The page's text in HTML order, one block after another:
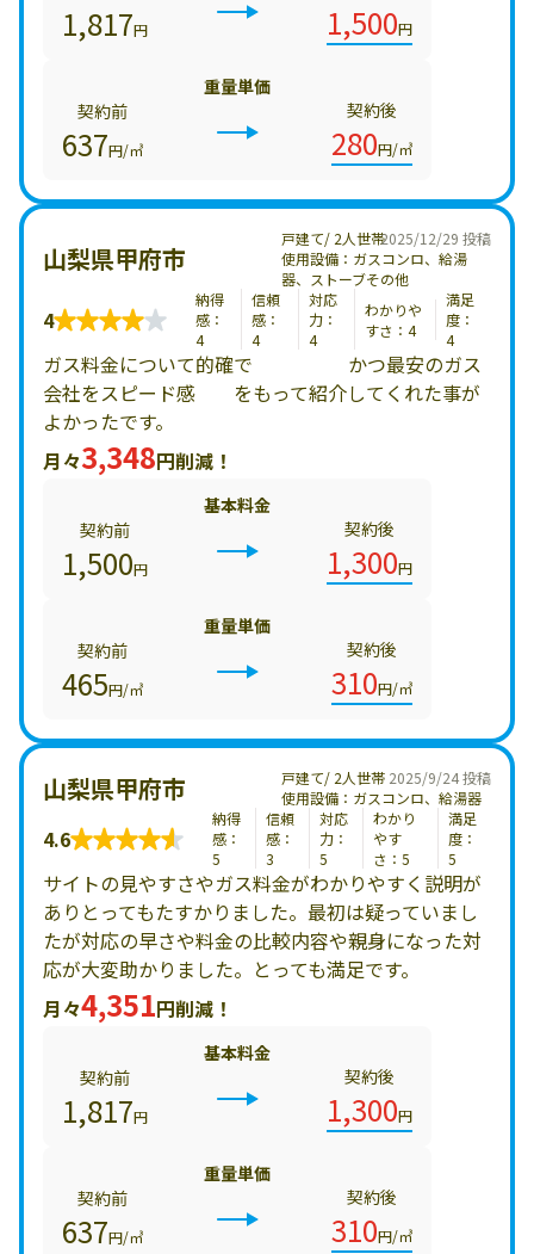
1,817円 1,500円
重量単価
契約前
637円/㎥
契約後
280円/㎥
2025/12/29 投稿
山梨県甲府市
戸建て/ 2人世帯
使用設備：ガスコンロ、給湯
器、ストーブその他
4
納得
感：
4
信頼
感：
4
対応
力：
4
わかりや
すさ：4
満足
度：
4
ガス料金について的確で かつ最安のガス
会社をスピード感 をもって紹介してくれた事が
よかったです。
月々3,348円削減！
基本料金
契約前
1,500円
契約後
1,300円
重量単価
契約前
465円/㎥
契約後
310円/㎥
2025/9/24 投稿
山梨県甲府市
戸建て/ 2人世帯
使用設備：ガスコンロ、給湯器
4.6
納得
感：
5
信頼
感：
3
対応
力：
5
わかり
やす
さ：5
満足
度：
5
サイトの見やすさやガス料金がわかりやすく説明が
ありとってもたすかりました。最初は疑っていまし
たが対応の早さや料金の比較内容や親身になった対
応が大変助かりました。とっても満足です。
月々4,351円削減！
基本料金
契約前
1,817円
契約後
1,300円
重量単価
契約前
637円/㎥
契約後
310円/㎥